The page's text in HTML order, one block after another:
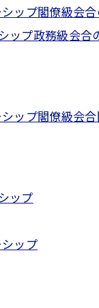
ップ閣僚級会
ップ政務級会合
ップ閣僚級会
ップ
ップ